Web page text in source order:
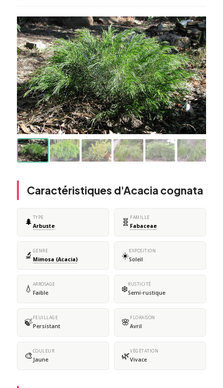
Caractéristiques d'Acacia cognata
🌲 TYPE
Arbuste 🧬 FAMILLE
Fabaceae
🔬 GENRE
Mimosa (Acacia) ☀️EXPOSITION
Soleil
💧 ARROSAGE
Faible ❄️RUSTICITÉ
Semi-rustique
🍃FEUILLAGE
Persistant 🌸 FLORAISON
Avril
🎨COULEUR
Jaune 🌿VÉGÉTATION
Vivace